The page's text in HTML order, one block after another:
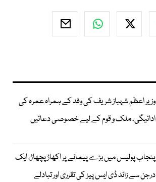
وزیر اعظم شہباز شریف کی وفد کے ہمراہ عمرہ کی
ادائیگی، ملک و قوم کے لیے خصوصی دعائیں
پنجاب پولیس میں بڑے پیمانے پر اکھاڑ پچھاڑ، ایک
درجن سے زائد ڈی ایس پیز کی تقرری اور تبادلے